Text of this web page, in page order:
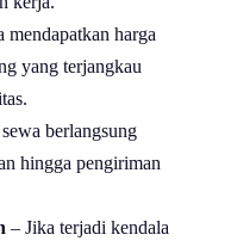
harga
yang terjangkau
berlangsung
hingga pengiriman
– Jika terjadi kendala